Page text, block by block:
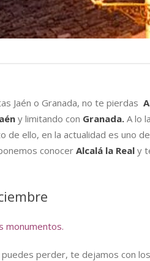
Jaén o Granada, no te pierdas
y limitando con Granada. A lo
de ello, en la actualidad es uno
conocer Alcalá la Real y
monumentos.
puedes perder, te dejamos con los